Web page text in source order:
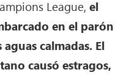
League,el
en el parón
calmadas. El
causó estragos,